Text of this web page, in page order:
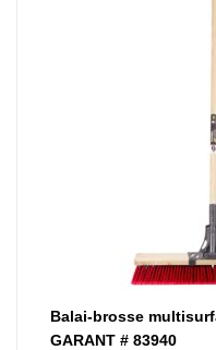
Balai-brosse
GARANT # 83940